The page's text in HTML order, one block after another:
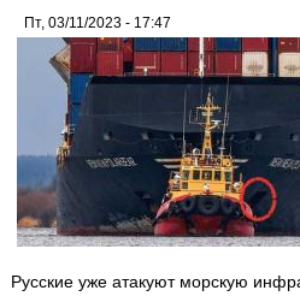
Пт, 03/11/2023 - 17:47
Русские уже атакуют морскую